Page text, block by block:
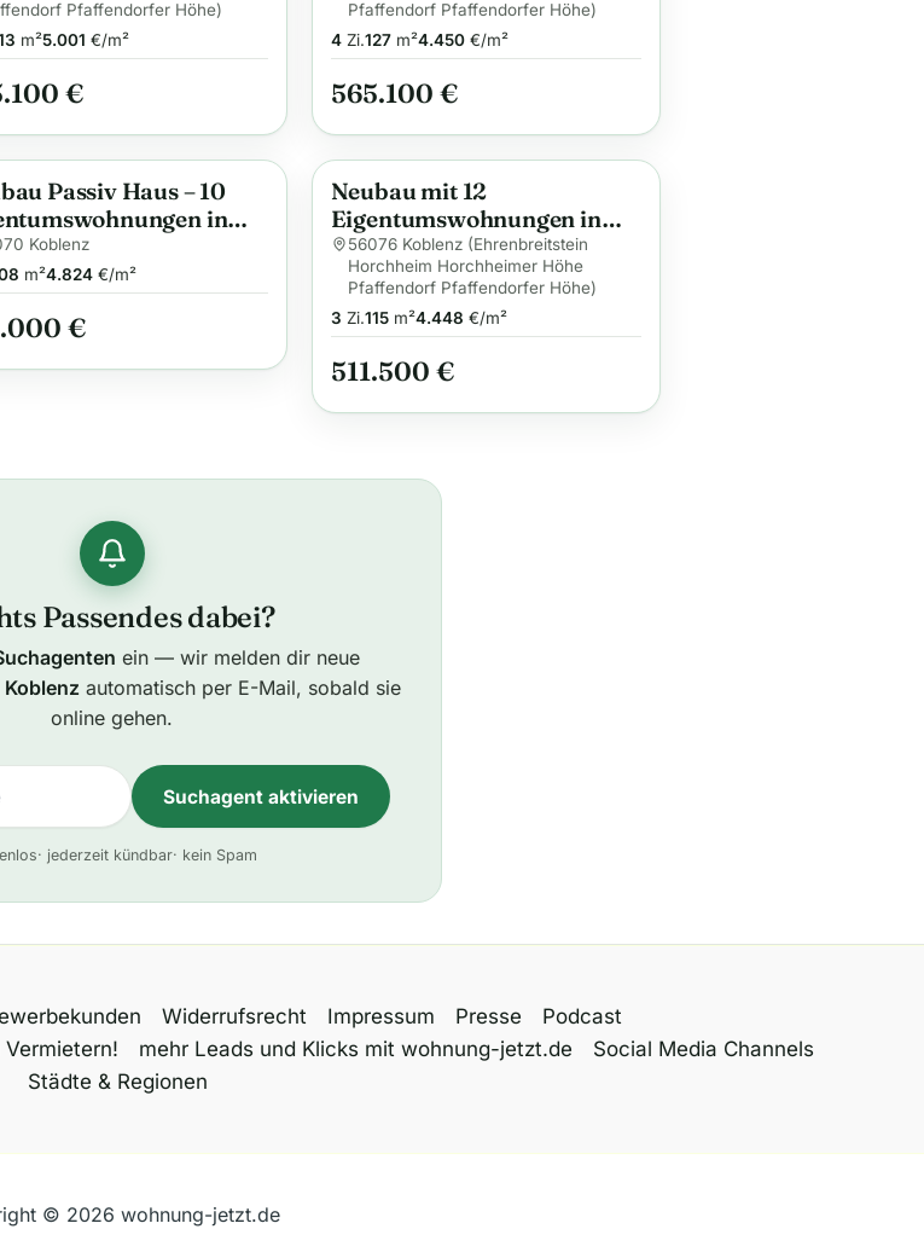
Pfaffendorfer Höhe)
m²5.001 €/m²
€
Pfaffendorf Pfaffendorfer Höhe)
4Zi.127m²4.450€/m²
565.100 €
Passiv Haus – 10
in
(WHG 09)
Koblenz
m²4.824 €/m²
€
Anzeige
Neubau mit 12
Eigentumswohnungen in
Koblenz (WHG 11)
56076 Koblenz (Ehrenbreitstein
Horchheim Horchheimer Höhe
Pfaffendorf Pfaffendorfer Höhe)
3 Zi.115m²4.448 €/m²
511.500 €
Passendes dabei?
ein — wir melden dir neue
automatisch per E-Mail, sobald sie
online gehen.
Suchagent aktivieren
t
e
n
a
· jederzeit kündbar· kein Spam
Widerrufsrecht Impressum Presse
Podcast
mehr Leads und Klicks mit wohnung-jetzt.de
Social Media Channels
Städte & Regionen
© 2026 wohnung-jetzt.de